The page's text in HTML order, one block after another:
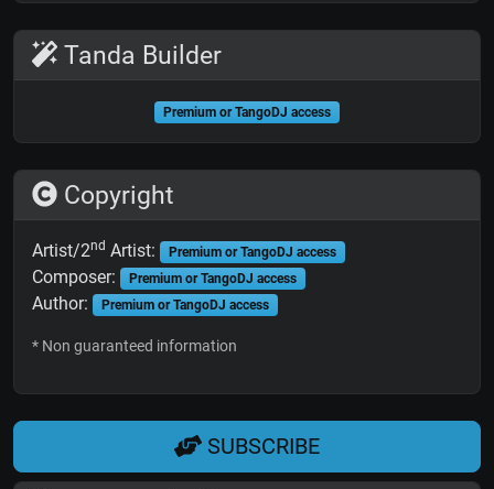
Tanda Builder
Premium or TangoDJ access
Copyright
Artist/2nd Artist: Premium or TangoDJ access
Composer: Premium or TangoDJ access
Author: Premium or TangoDJ access
* Non guaranteed information
SUBSCRIBE